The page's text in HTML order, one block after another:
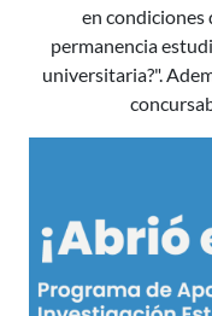
en condiciones
permanencia
universitaria?".